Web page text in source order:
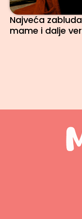
Najveća
mame i dalje